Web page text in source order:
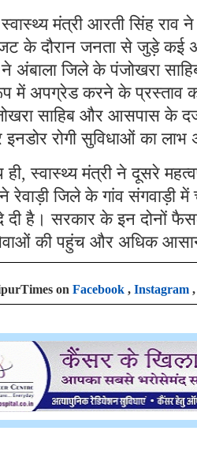
मंत्री आरती सिंह राव
के दौरान जनता से जुड़े कई
अंबाला जिले के पंजोखरा
में अपग्रेड करने के प्रस्ताव
साहिब और आसपास के
रोगी सुविधाओं का लाभ
स्वास्थ्य मंत्री ने दूसरे
रेवाड़ी जिले के गांव संगवाड़ी
दी है। सरकार के इन दोनों
की पहुंच और अधिक
on Facebook , Instagram